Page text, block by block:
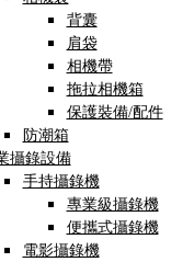
背囊
肩袋
相機帶
拖拉相機箱
保護裝備/配件
防潮箱
攝錄設備
手持攝錄機
專業級攝錄機
便攜式攝錄機
電影攝錄機